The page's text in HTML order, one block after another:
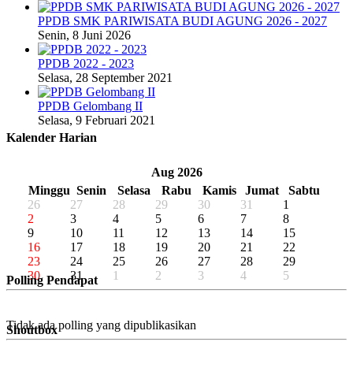
PPDB SMK PARIWISATA BUDI AGUNG 2026 - 2027
Senin, 8 Juni 2026
PPDB 2022 - 2023
Selasa, 28 September 2021
PPDB Gelombang II
Selasa, 9 Februari 2021
Kalender Harian
Aug 2026
Minggu Senin Selasa Rabu Kamis Jumat
Sabtu
26
27 28 29 30 31
1
2
3 4 5 6 7
8
9
10 11 12 13 14
15
16
17 18 19 20 21
22
23
24 25 26 27 28
29
30
31 1 2 3 4 5
Polling Pendapat
Tidak ada polling yang dipublikasikan
Shoutbox